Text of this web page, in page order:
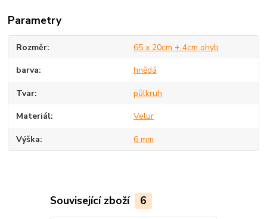
Parametry
Rozměr 65 x 20cm + 4cm ohyb
barva hnědá
Tvar půlkruh
Materiál Velur
Výška 6 mm
Související zboží 6